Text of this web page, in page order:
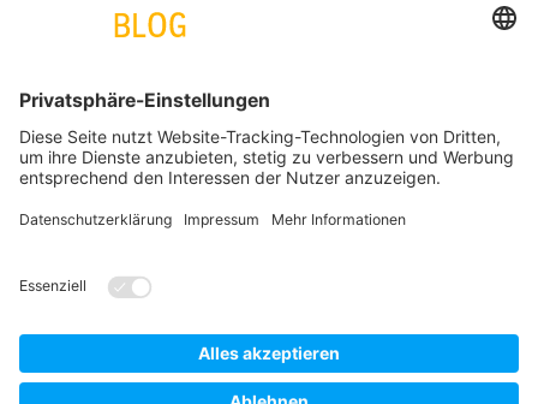
engineering. tomorrow. together.